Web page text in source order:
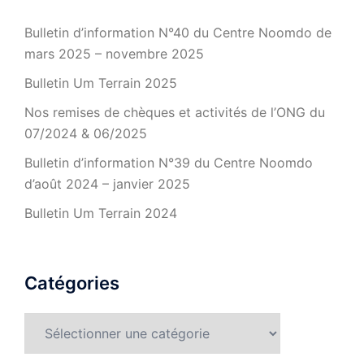
Bulletin d’information N°40 du Centre Noomdo de
mars 2025 – novembre 2025
Bulletin Um Terrain 2025
Nos remises de chèques et activités de l’ONG du
07/2024 & 06/2025
Bulletin d’information N°39 du Centre Noomdo
d’août 2024 – janvier 2025
Bulletin Um Terrain 2024
Catégories